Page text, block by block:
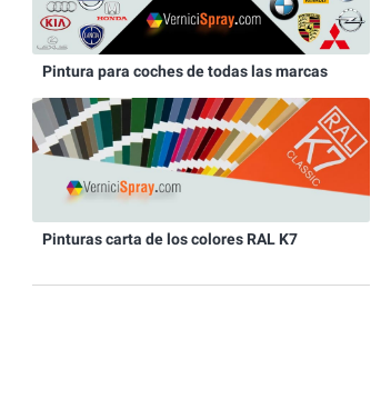
Pintura para coches de todas las marcas
Pinturas carta de los colores RAL K7